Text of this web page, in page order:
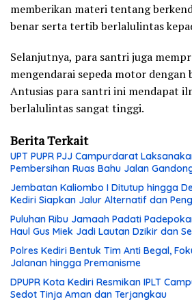
memberikan materi tentang
benar serta tertib berlalulintas
Selanjutnya, para santri juga
mengendarai sepeda motor dengan
Antusias para santri ini mendapat
berlalulintas sangat tinggi.
Berita Terkait
UPT PUPR PJJ Campurdarat
Pembersihan Ruas Bahu Jalan
Jembatan Kaliombo I Ditutup hingga
Kediri Siapkan Jalur Alternatif dan
Puluhan Ribu Jamaah Padati
Haul Gus Miek Jadi Lautan Dzikir dan
Polres Kediri Bentuk Tim Anti Begal,
Jalanan hingga Premanisme
DPUPR Kota Kediri Resmikan IPLT
Sedot Tinja Aman dan Terjangkau